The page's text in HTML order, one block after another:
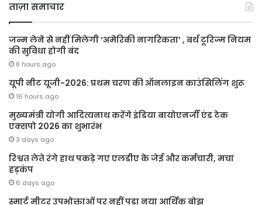
ताज़ा समाचार
जन्म लेने से नहीं मिलेगी ‘अमेरिकी नागरिकता’ , बर्थ टूरिज्म नियम
की सुविधा होगी बंद
8 hours ago
यूपी नीट यूजी-2026: प्रथम चरण की ऑनलाइन काउंसिलिंग शुरू
16 hours ago
मुख्यमंत्री योगी आदित्यनाथ करेंगे इंडिया बायोएनर्जी एंड टेक
एक्सपो 2026 का शुभारंभ
3 days ago
रिश्वत लेते रंगे हाथ पकड़े गए एलडीए के जेई और कर्मचारी, मचा
हड़कंप
6 days ago
स्मार्ट मीटर उपभोक्ताओं पर नहीं पड़ा नया आर्थिक बोझ